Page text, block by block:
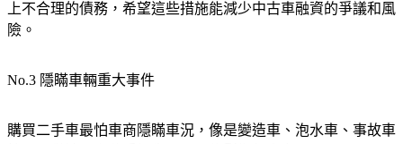
上不合理的債務，希望這些措施能減少中古車融資的爭議和風
險。
No.3 隱瞞車輛重大事件
購買二手車最怕車商隱瞞車況，像是變造車、泡水車、事故車